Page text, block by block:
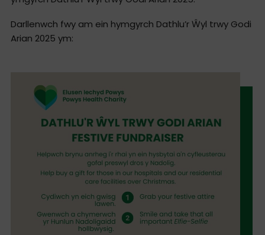
Darllenwch fwy am ein hymgyrch Dathlu’r Ŵyl trwy Godi
Arian 2025 ym: